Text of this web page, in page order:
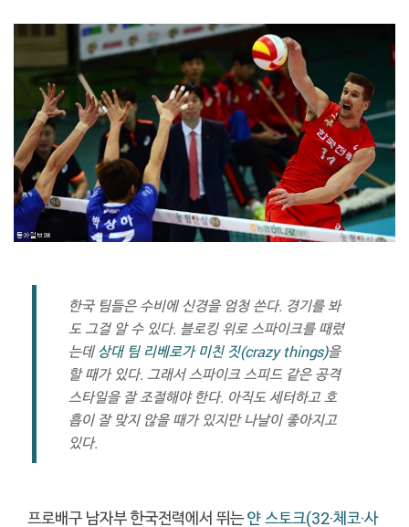
한국 팀들은 수비에 신경을 엄청 쓴다. 경기를 봐
도 그걸 알 수 있다. 블로킹 위로 스파이크를 때렸
는데상대 팀 리베로가 미친 짓(crazy things)을
할 때가 있다. 그래서 스파이크 스피드 같은 공격
스타일을 잘 조절해야 한다. 아직도 세터하고 호
흡이 잘 맞지 않을 때가 있지만 나날이 좋아지고
있다.
프로배구 남자부 한국전력에서 뛰는얀 스토크(32·체코·사